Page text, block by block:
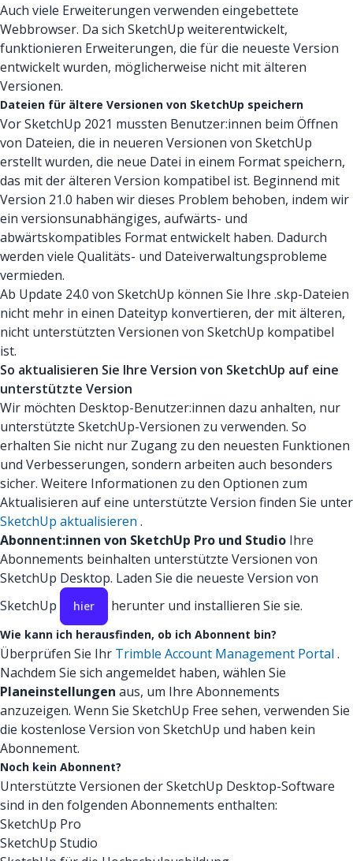
Auch viele Erweiterungen verwenden eingebettete
Webbrowser. Da sich SketchUp weiterentwickelt,
funktionieren Erweiterungen, die für die neueste Version
entwickelt wurden, möglicherweise nicht mit älteren
Versionen.
Dateien für ältere Versionen von SketchUp speichern
Vor SketchUp 2021 mussten Benutzer:innen beim Öffnen
von Dateien, die in neueren Versionen von SketchUp
erstellt wurden, die neue Datei in einem Format speichern,
das mit der älteren Version kompatibel ist. Beginnend mit
Version 21.0 haben wir dieses Problem behoben, indem wir
ein versionsunabhängiges, aufwärts- und
abwärtskompatibles Format entwickelt haben. Dadurch
werden viele Qualitäts- und Dateiverwaltungsprobleme
vermieden.
Ab Update 24.0 von SketchUp können Sie Ihre .skp-Dateien
nicht mehr in einen Dateityp konvertieren, der mit älteren,
nicht unterstützten Versionen von SketchUp kompatibel
ist.
So aktualisieren Sie Ihre Version von SketchUp auf eine
unterstützte Version
Wir möchten Desktop-Benutzer:innen dazu anhalten, nur
unterstützte SketchUp-Versionen zu verwenden. So
erhalten Sie nicht nur Zugang zu den neuesten Funktionen
und Verbesserungen, sondern arbeiten auch besonders
sicher. Weitere Informationen zu den Optionen zum
Aktualisieren auf eine unterstützte Version finden Sie unter
SketchUp aktualisieren .
Abonnent:innen von SketchUp Pro und Studio Ihre
Abonnements beinhalten unterstützte Versionen von
SketchUp Desktop. Laden Sie die neueste Version von
SketchUp
hier herunter und installieren Sie sie.
Wie kann ich herausfinden, ob ich Abonnent bin?
Überprüfen Sie Ihr Trimble Account Management Portal .
Nachdem Sie sich angemeldet haben, wählen Sie
Planeinstellungen aus, um Ihre Abonnements
anzuzeigen. Wenn Sie SketchUp Free sehen, verwenden Sie
die kostenlose Version von SketchUp und haben kein
Abonnement.
Noch kein Abonnent?
Unterstützte Versionen der SketchUp Desktop-Software
sind in den folgenden Abonnements enthalten:
SketchUp Pro
SketchUp Studio